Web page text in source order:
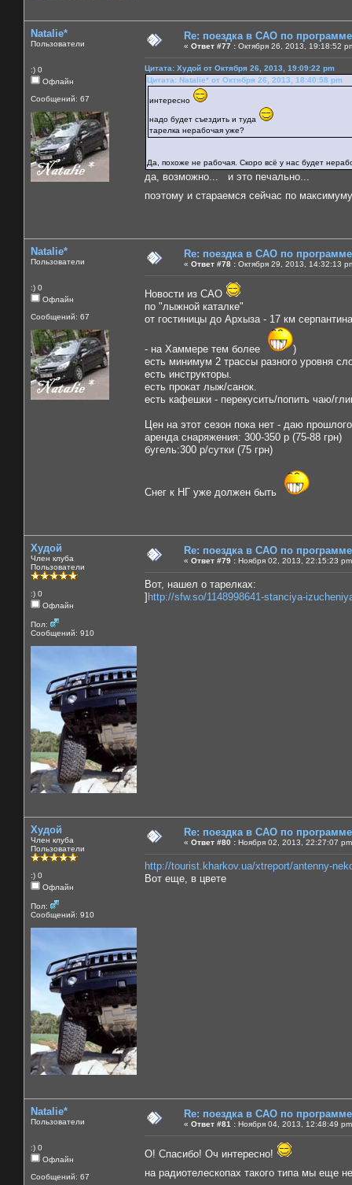
Natalie*
Пользователи
:) 0
Офлайн
Сообщений: 67
Re: поездка в САО по
« Ответ #77 : Октября 26, 2013, 19:18:52
Цитата: Худой от Октября 26, 2013, 19:09:22 pm
Цитата: Natalie* от Октября 26, 2013, 18:40:58 pm
интересно
надо будет съездить и туда
тарелка нерабочая уже?
Да, похоже не рабочая. Скоро всё у нас будет
да, возможно... и это печально...
поэтому и стараемся сейчас по
Natalie*
Пользователи
:) 0
Офлайн
Сообщений: 67
Re: поездка в САО по
« Ответ #78 : Октября 29, 2013, 14:32:13
Новости из САО
по "лыжной каталке"
от гостиницы до Архыза - 17 км
- на Хаммере тем более
)
есть минимум 2 трассы разного уровня
есть инструкторы.
есть прокат лыж/санок.
есть кафешки - перекусить/попить чаю/
Цен на этот сезон пока нет - даю
аренда снаряжения: 300-350 р (75-88 грн)
бугель:300 р/сутки (75 грн)
Снег к НГ уже должен быть
Худой
Член клуба
Пользователи
:) 0
Офлайн
Пол:
Сообщений: 910
Re: поездка в САО по
« Ответ #79 : Ноября 02, 2013, 22:15:23
Вот, нашел о тарелках:
]http://sfw.so/1148998641-stanciya-
Худой
Член клуба
Пользователи
:) 0
Офлайн
Пол:
Сообщений: 910
Re: поездка в САО по
« Ответ #80 : Ноября 02, 2013, 22:27:07
http://tourist.kharkov.ua/xtreport/antenny-
Вот еще, в цвете
Natalie*
Пользователи
:) 0
Офлайн
Сообщений: 67
Re: поездка в САО по
« Ответ #81 : Ноября 04, 2013, 12:48:49
О! Спасибо! Оч интересно!
на радиотелескопах такого типа мы еще